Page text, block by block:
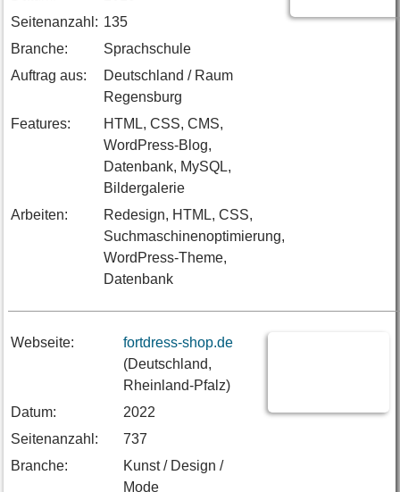
Seitenanzahl: 135
Branche:
Sprachschule
Auftrag aus:
Deutschland / Raum
Regensburg
Features:
HTML, CSS, CMS,
WordPress-Blog,
Datenbank, MySQL,
Bildergalerie
Arbeiten:
Redesign, HTML, CSS,
Suchmaschinenoptimierung,
WordPress-Theme,
Datenbank
Webseite:
fortdress-shop.de
(Deutschland,
Rheinland-Pfalz)
Datum:
2022
Seitenanzahl:
737
Branche:
Kunst / Design /
Mode